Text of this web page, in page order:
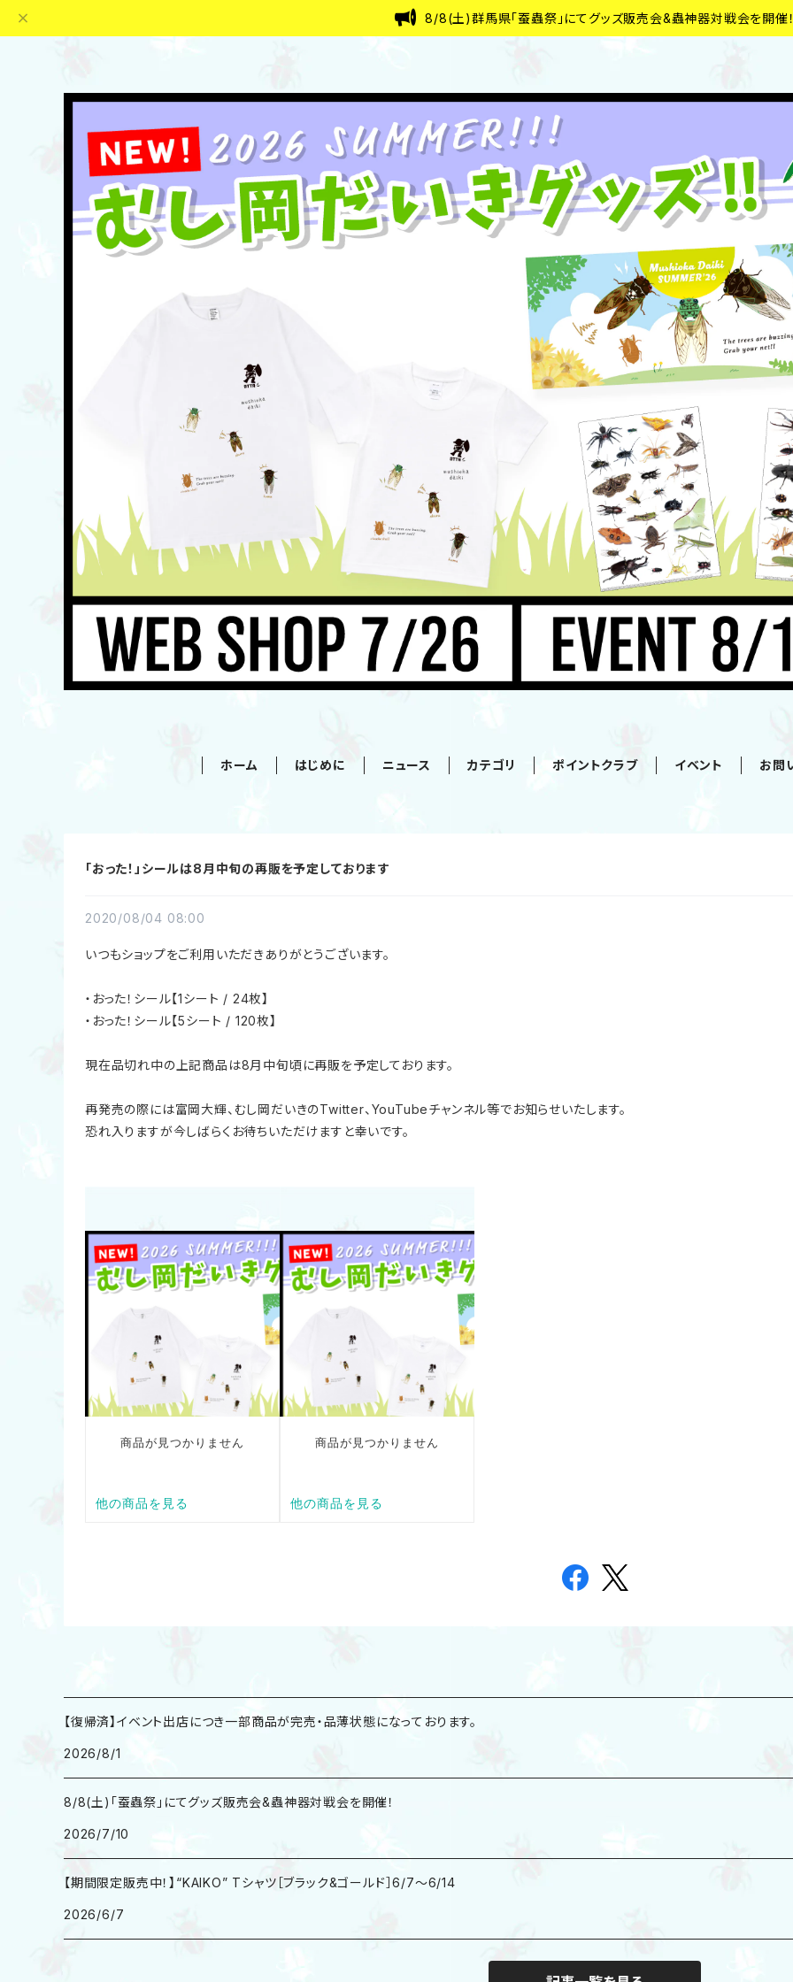
8/8(土)群馬県「蚕蟲祭」にてグッズ販売会&蟲神器対戦会を開催
ホーム はじめに ニュース カテゴリ ポイントクラブ イベント お問
「おった！」シールは8月中旬の再販を予定しております
2020/08/04 08:00
いつもショップをご利用いただきありがとうございます。
・おった！シール【1シート / 24枚】
・おった！シール【5シート / 120枚】
現在品切れ中の上記商品は8月中旬頃に再販を予定しております。
再発売の際には富岡大輝、むし岡だいきのTwitter、YouTubeチャンネル等でお知らせいたします。
恐れ入りますが今しばらくお待ちいただけますと幸いです。
【復帰済】イベント出店につき一部商品が完売・品薄状態になっております。
2026/8/1
8/8(土)「蚕蟲祭」にてグッズ販売会&蟲神器対戦会を開催！
2026/7/10
【期間限定販売中！】“KAIKO” Tシャツ［ブラック&ゴールド］6/7〜6/14
2026/6/7